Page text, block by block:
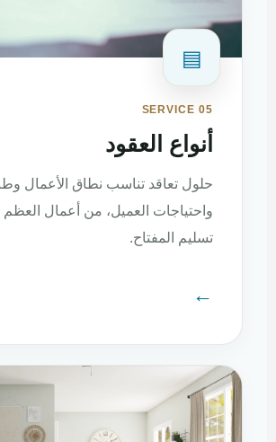
▤
SERVICE 05
أنواع العقود
حلول تعاقد تناسب نطاق الأعمال
واحتياجات العميل، من أعمال العظم
تسليم المفتاح.
←